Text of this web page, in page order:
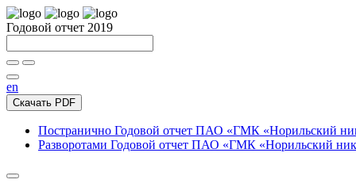
Годовой отчет 2019
en
Скачать PDF
Постранично Годовой отчет ПАО «ГМК «Норильский
Разворотами Годовой отчет ПАО «ГМК «Норильский